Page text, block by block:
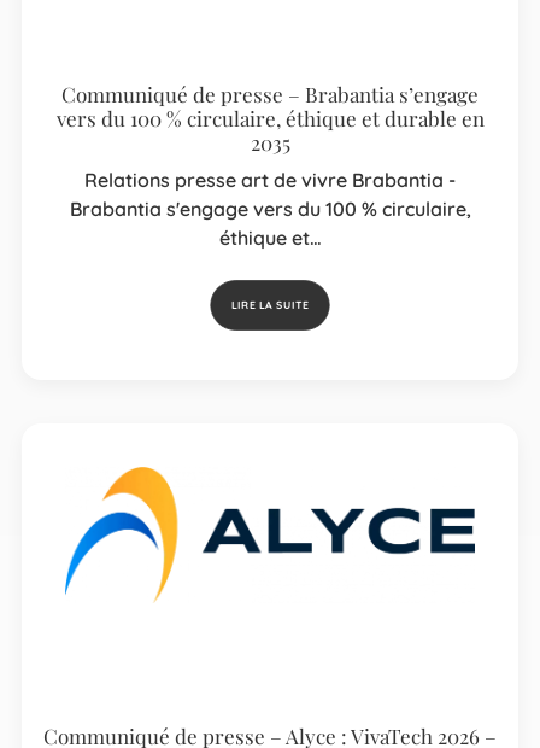
Communiqué de presse – Brabantia s’engage
vers du 100 % circulaire, éthique et durable en
2035
Relations presse art de vivre Brabantia -
Brabantia s'engage vers du 100 % circulaire,
éthique et…
LIRE LA SUITE
Communiqué de presse – Alyce : VivaTech 2026 –